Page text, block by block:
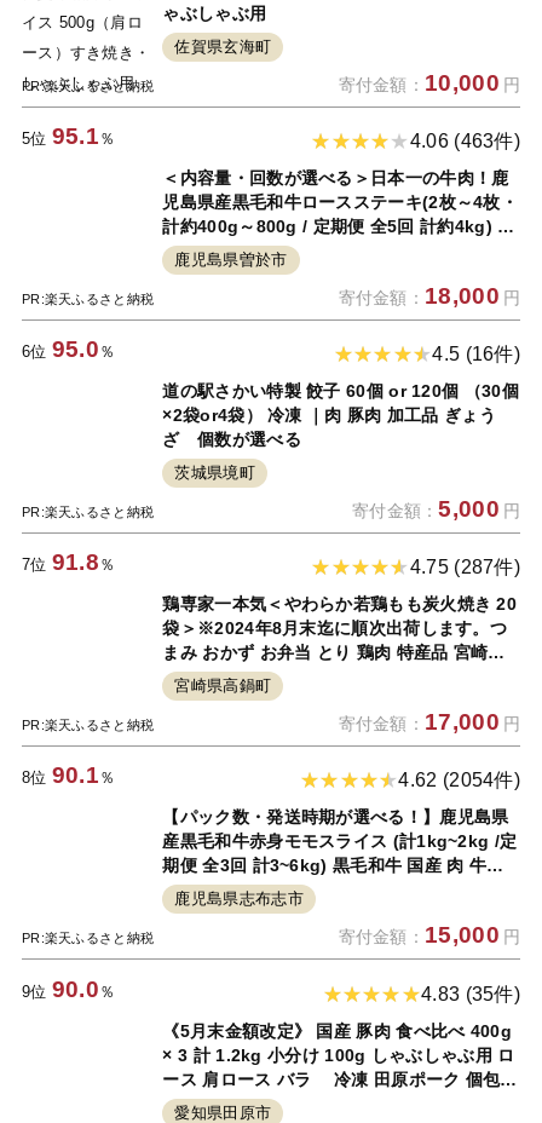
PR:楽天ふるさと納税
ゃぶしゃぶ用
佐賀県玄海町
寄付金額： 10,000 円
5位 95.1 ％
PR:楽天ふるさと納税
4.06 (463件)
＜内容量・回数が選べる＞日本一の牛肉！鹿
児島県産黒毛和牛ロースステーキ(2枚～4枚・
計約400g～800g / 定期便 全5回 計約4kg) 枚
数 選べる 定期便 黒毛和牛 和牛 牛肉 肉 ステ
ーキ リブロース サーロイン ゆず胡椒 柚子胡
椒 国産 ギフト 冷凍【ナンチク】
鹿児島県曽於市
寄付金額： 18,000 円
6位 95.0 ％
PR:楽天ふるさと納税
4.5 (16件)
道の駅さかい特製 餃子 60個 or 120個 （30個
×2袋or4袋） 冷凍 ｜肉 豚肉 加工品 ぎょう
ざ 個数が選べる
茨城県境町
寄付金額：5,000 円
7位 91.8 ％
PR:楽天ふるさと納税
4.75 (287件)
鶏専家一本気＜やわらか若鶏もも炭火焼き 20
袋＞※2024年8月末迄に順次出荷します。つ
まみ おかず お弁当 とり 鶏肉 特産品 宮崎県
高鍋町【冷凍】
宮崎県高鍋町
寄付金額： 17,000 円
8位 90.1 ％
PR:楽天ふるさと納税
4.62 (2054件)
【パック数・発送時期が選べる！】鹿児島県
産黒毛和牛赤身モモスライス (計1kg~2kg /定
期便 全3回 計3~6kg) 黒毛和牛 国産 肉 牛肉
赤身 モモ肉 小分け すき焼き しゃぶしゃぶ 牛
しゃぶ 薄切り 冷凍 ランキング 人気 定期便
鹿児島県志布志市
寄付金額： 15,000 円
9位 90.0 ％ 4.83 (35件)
《5月末金額改定》 国産 豚肉 食べ比べ 400g
× 3 計 1.2kg 小分け 100g しゃぶしゃぶ用 ロ
ース 肩ロース バラ 冷凍 田原ポーク 個包装
スライス 薄切り 豚しゃぶ ギフト 定期便 Gフ
愛知県田原市